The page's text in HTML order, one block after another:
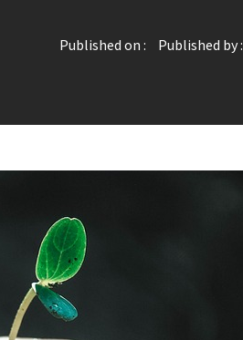
Published on : Published by :